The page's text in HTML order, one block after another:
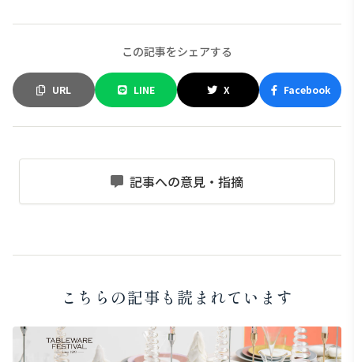
この記事をシェアする
URL LINE X Facebook
記事への意見・指摘
こちらの記事も読まれています